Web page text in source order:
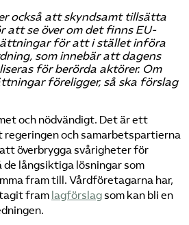
också att skyndsamt tillsätta
att se över om det finns EU-
för att i stället införa
som innebär att dagens
för berörda aktörer. Om
föreligger, så ska förslag
och nödvändigt. Det är ett
och samarbetspartierna
överbrygga svårigheter för
de långsiktiga lösningar som
fram till. Vårdföretagarna har,
fram lagförslag som kan bli en